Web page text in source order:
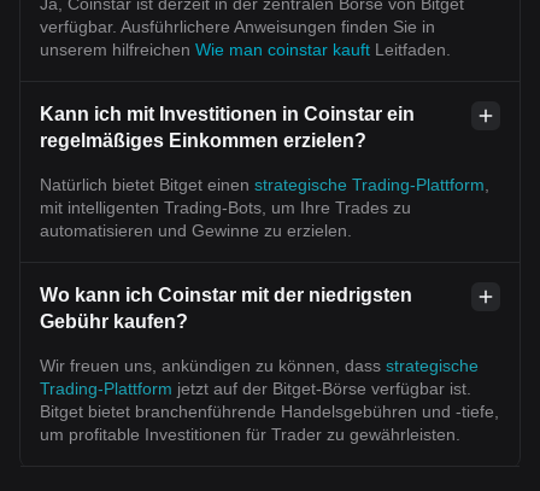
verfügbar. Ausführlichere Anweisungen finden Sie in
unserem hilfreichen Wie man coinstar kauft Leitfaden.
Kann ich mit Investitionen in Coinstar ein
regelmäßiges Einkommen erzielen?
Natürlich bietet Bitget einen strategische Trading-Plattform
mit intelligenten Trading-Bots, um Ihre Trades zu
automatisieren und Gewinne zu erzielen.
Wo kann ich Coinstar mit der niedrigsten
Gebühr kaufen?
Wir freuen uns, ankündigen zu können, dass strategische
Trading-Plattform jetzt auf der Bitget-Börse verfügbar ist.
Bitget bietet branchenführende Handelsgebühren und -tiefe,
um profitable Investitionen für Trader zu gewährleisten.